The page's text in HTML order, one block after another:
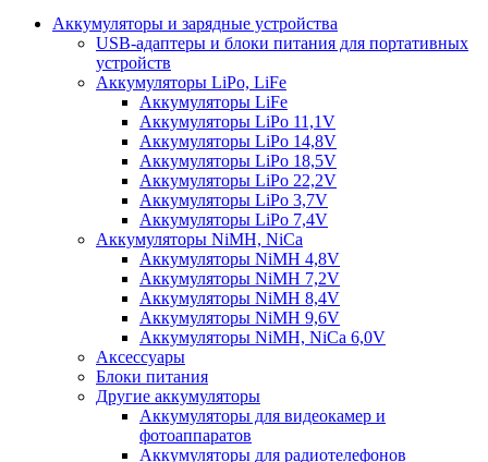
Аккумуляторы и зарядные устройства
USB-адаптеры и блоки питания для портативных
устройств
Аккумуляторы LiPo, LiFe
Аккумуляторы LiFe
Аккумуляторы LiPo 11,1V
Аккумуляторы LiPo 14,8V
Аккумуляторы LiPo 18,5V
Аккумуляторы LiPo 22,2V
Аккумуляторы LiPo 3,7V
Аккумуляторы LiPo 7,4V
Аккумуляторы NiMH, NiCa
Аккумуляторы NiMH 4,8V
Аккумуляторы NiMH 7,2V
Аккумуляторы NiMH 8,4V
Аккумуляторы NiMH 9,6V
Аккумуляторы NiMH, NiCa 6,0V
Аксессуары
Блоки питания
Другие аккумуляторы
Аккумуляторы для видеокамер и
фотоаппаратов
Аккумуляторы для радиотелефонов